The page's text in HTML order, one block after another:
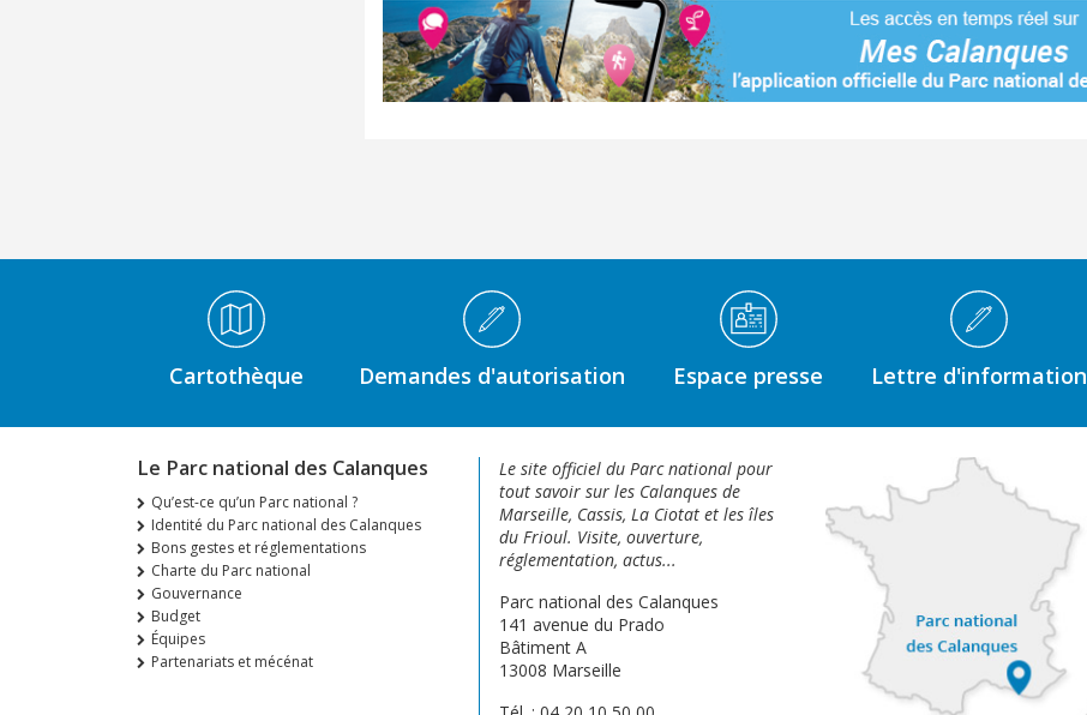
Médiathèque Footer
Cartothèque Demandes d'autorisation Espace presse Lettre d'information
Le Parc national des Calanques
Qu’est-ce qu’un Parc national ?
Identité du Parc national des Calanques
Bons gestes et réglementations
Charte du Parc national
Gouvernance
Budget
Équipes
Partenariats et mécénat
Le site officiel du Parc national pour
tout savoir sur les Calanques de
Marseille, Cassis, La Ciotat et les îles
du Frioul. Visite, ouverture,
réglementation, actus...
Parc national des Calanques
141 avenue du Prado
Bâtiment A
13008 Marseille